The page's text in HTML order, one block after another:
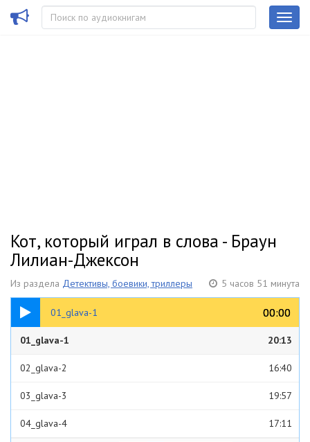
Кот, который играл в слова - Браун
Лилиан-Джексон
Из раздела Детективы, боевики, триллеры 5 часов 51 минута
01_glava-1 00:00
00:00
20:13
01_glava-1 20:13
02_glava-2 16:40
03_glava-3 19:57
04_glava-4 17:11